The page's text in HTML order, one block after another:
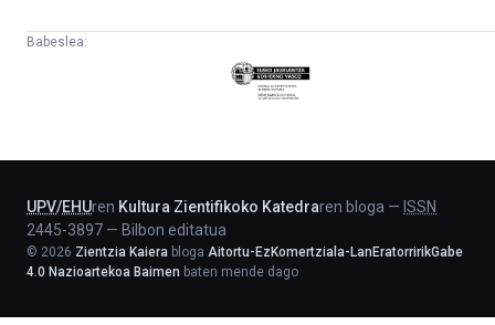
Babeslea:
Eusko
Jaurlaritza
UPV/EHUren Kultura Zientifikoko Katedraren bloga — ISSN
2445-3897 — Bilbon editatua
© 2026 Zientzia Kaiera bloga Aitortu-EzKomertziala-LanEratorririkGabe
4.0 Nazioartekoa Baimen baten mende dago